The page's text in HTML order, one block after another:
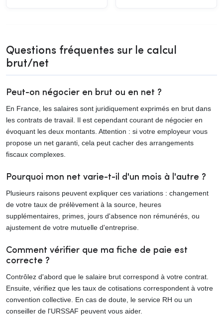
Questions fréquentes sur le calcul
brut/net
Peut-on négocier en brut ou en net ?
En France, les salaires sont juridiquement exprimés en brut dans
les contrats de travail. Il est cependant courant de négocier en
évoquant les deux montants. Attention : si votre employeur vous
propose un net garanti, cela peut cacher des arrangements
fiscaux complexes.
Pourquoi mon net varie-t-il d'un mois à l'autre ?
Plusieurs raisons peuvent expliquer ces variations : changement
de votre taux de prélèvement à la source, heures
supplémentaires, primes, jours d'absence non rémunérés, ou
ajustement de votre mutuelle d'entreprise.
Comment vérifier que ma fiche de paie est
correcte ?
Contrôlez d'abord que le salaire brut correspond à votre contrat.
Ensuite, vérifiez que les taux de cotisations correspondent à votre
convention collective. En cas de doute, le service RH ou un
conseiller de l'URSSAF peuvent vous aider.